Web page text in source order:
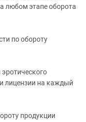
любом этапе оборота
по обороту
лицензии на каждый
продукции